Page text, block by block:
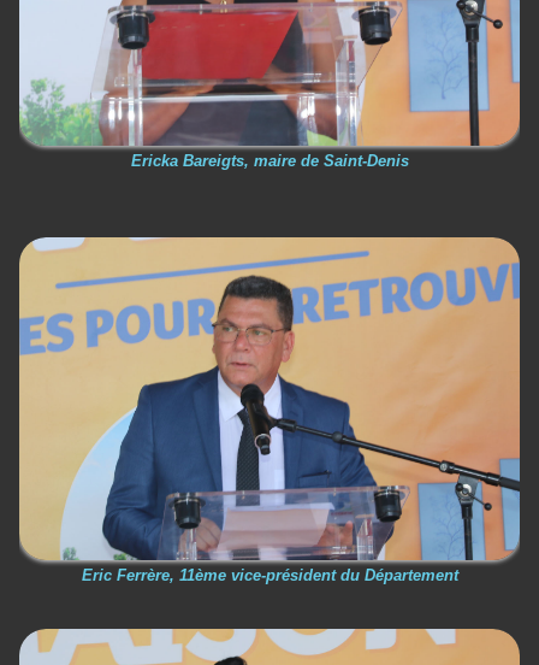
Ericka Bareigts, maire de Saint-Denis
Eric Ferrère, 11ème vice-président du Département